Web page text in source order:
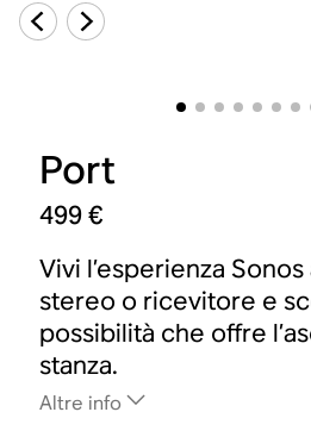
Port
499 €
Vivi l’esperienza
stereo o ricevitore e
possibilità che offre
stanza.
Altre info